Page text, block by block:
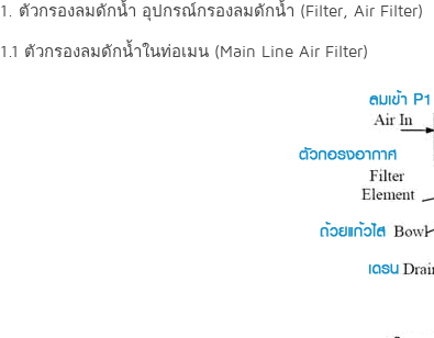
1. ตัวกรองลมดักน้ำ อุปกรณ์กรองลมดักน้ำ (Filter, Air Filter)
1.1 ตัวกรองลมดักน้ำในท่อเมน (Main Line Air Filter)